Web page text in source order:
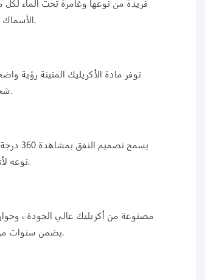
فريدة من نوعها وغامرة تحت الماء
الأسماك والأمومة.
توفر مادة الأكريليك المتينة رؤية
شخصيًا وشخصيًا مع الحياة البحرية.
يسمح
نوعه لأي منزل أو مكتب أو مساحة عامة.
مصنوعة من أكريليك عالي الجودة ،
يضمن سنوات من التمتع والحد الأدنى من الصيانة.